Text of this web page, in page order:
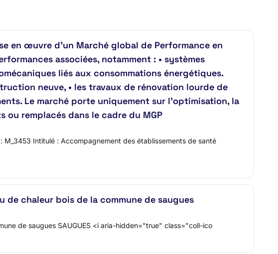
en œuvre d’un Marché global de Performance en
associées, notamment : • systèmes
liés aux consommations énergétiques.
neuve, • les travaux de rénovation lourde de
Le marché porte uniquement sur l’optimisation, la
ou remplacés dans le cadre du MGP
Intitulé : Accompagnement des établissements de santé
chaleur bois de la commune de saugues
de saugues SAUGUES <i aria-hidden="true" class="coll-ico